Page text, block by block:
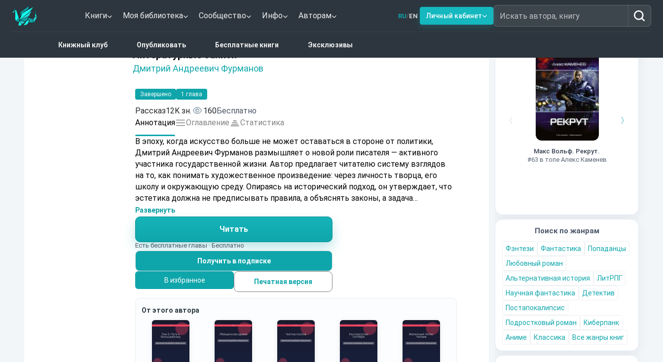
Книги Моя библиотека Сообщество Инфо Авторам RU/EN Личный кабинет Искать автора, книгу
Книжный клуб Опубликовать Бесплатные книги Эксклюзивы
Книги из топ-100
Макс Вольф. Рекрут.
#63 в топе Алекс Каменев
Поиск по жанрам
Фэнтези Фантастика
Попаданцы
Любовный роман
Альтернативная история
ЛитРПГ
Научная фантастика
Детектив
Постапокалипсис
Подростковый роман
Киберпанк
Аниме
Классика Все жанры книг
Литературные записи
Дмитрий Андреевич Фурманов
Нет оценок
Завершено 1 глава
Рассказ12K зн. 160Бесплатно
Аннотация
Оглавление
Статистика
В эпоху, когда искусство больше не может оставаться в стороне от политики,
Дмитрий Андреевич Фурманов размышляет о новой роли писателя — активного
участника государственной жизни. Автор предлагает читателю систему взглядов
на то, как понимать художественное произведение: через личность творца, его
школу и окружающую среду. Опираясь на исторический подход, он утверждает, что
эстетика должна не предписывать правила, а объяснять законы, а задача
искусства — явить скрытую суть характера или идеи. Эта книга — не просто
заметки, а манифест, приглашающий задуматься о том, как время и общество
формируют художника и его творения.
Развернуть
Читать
Есть бесплатные главы · Бесплатно
Получить в подписке
В избранное Печатная версия
От этого автора